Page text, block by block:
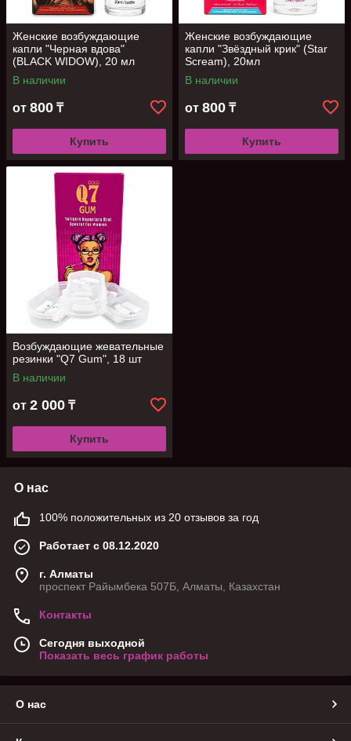
Женские возбуждающие
капли "Черная вдова"
(BLACK WIDOW), 20 мл
В наличии
от 800 ₸
Купить
Женские возбуждающие
капли "Звёздный крик" (Star
Scream), 20мл
В наличии
от 800 ₸
Купить
Возбуждающие жевательные
резинки "Q7 Gum", 18 шт
В наличии
от 2 000 ₸
Купить
О нас
100% положительных из 20 отзывов за год
Работает с 08.12.2020
г. Алматы
проспект Райымбека 507Б, Алматы, Казахстан
Контакты
Сегодня выходной
Показать весь график работы
О нас